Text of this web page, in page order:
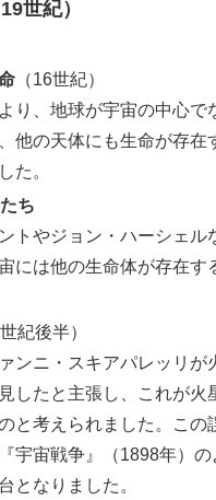
世紀）
（16世紀）
り、地球が宇宙の中心で
他の天体にも生命が存在
た。
ち
トやジョン・ハーシェル
には他の生命体が存在す
紀後半）
ンニ・スキアパレッリが
したと主張し、これが火
と考えられました。この
宇宙戦争』（1898年）の
となりました。